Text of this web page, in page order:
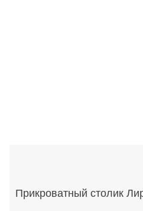
Прикроватный столик